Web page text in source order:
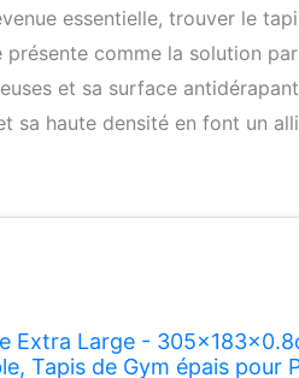
essentielle, trouver le
présente comme la solution
et sa surface
sa haute densité en font un
Extra Large -
Tapis de Gym épais pour